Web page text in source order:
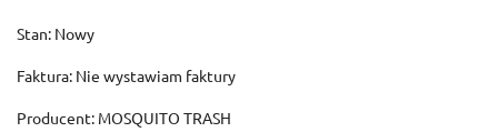
Stan: Nowy
Faktura: Nie wystawiam faktury
Producent: MOSQUITO TRASH